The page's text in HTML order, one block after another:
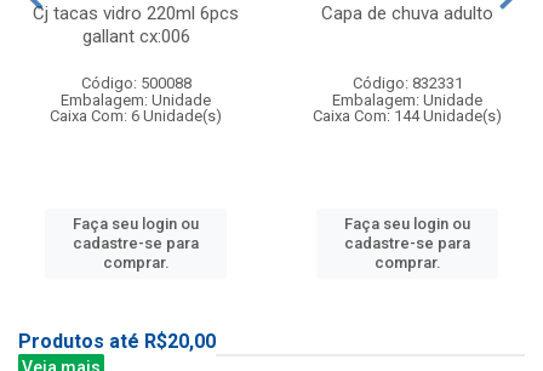
Cj tacas vidro 220ml 6pcs
gallant cx:006
Código: 500088
Embalagem: Unidade
Caixa Com: 6 Unidade(s)
Faça seu login ou
cadastre-se para
comprar.
Capa de chuva adulto
Código: 832331
Embalagem: Unidade
Caixa Com: 144 Unidade(s)
Faça seu login ou
cadastre-se para
comprar.
Produtos até R$20,00
Veja mais